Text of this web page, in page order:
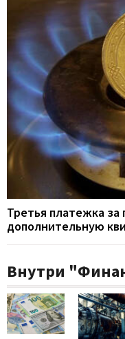
Третья платежка за
дополнительную
Внутри